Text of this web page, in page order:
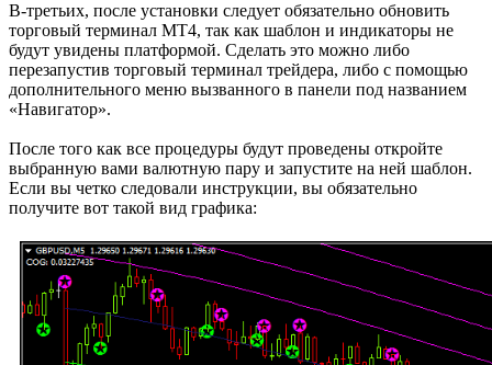
В-третьих, после установки следует обязательно обновить
торговый терминал МТ4, так как шаблон и индикаторы не
будут увидены платформой. Сделать это можно либо
перезапустив торговый терминал трейдера, либо с помощью
дополнительного меню вызванного в панели под названием
«Навигатор».
После того как все процедуры будут проведены откройте
выбранную вами валютную пару и запустите на ней шаблон.
Если вы четко следовали инструкции, вы обязательно
получите вот такой вид графика: